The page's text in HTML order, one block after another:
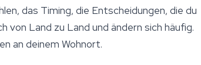
das Timing, die Entscheidungen, die du
Land zu Land und ändern sich häufig.
an deinem Wohnort.